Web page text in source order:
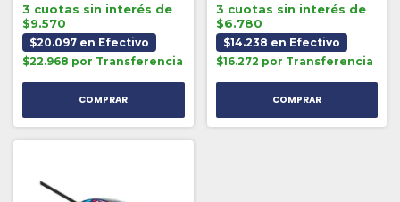
3 cuotas sin interés de
$9.570
$20.097 en Efectivo
$22.968 por Transferencia
3 cuotas sin interés de
$6.780
$14.238 en Efectivo
$16.272 por Transferencia